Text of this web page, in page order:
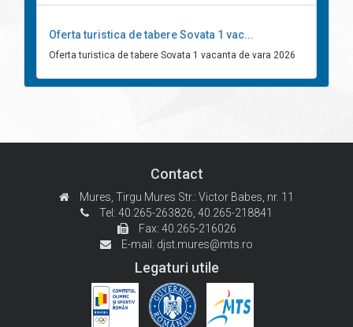
Oferta turistica de tabere Sovata 1 vac...
Oferta turistica de tabere Sovata 1 vacanta de vara 2026
Contact
Mures, Tirgu Mures Str.: Victor Babes, nr. 11
Tel: 40.265-263826, 40.265-218841
Fax: 40.265-216026
E-mail: djst.mures@mts.ro
Legaturi utile